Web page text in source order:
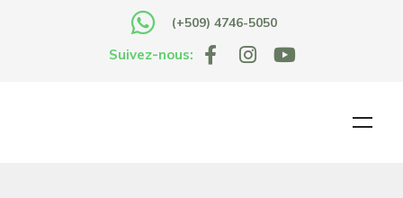
(+509) 4746-5050
Suivez-nous: